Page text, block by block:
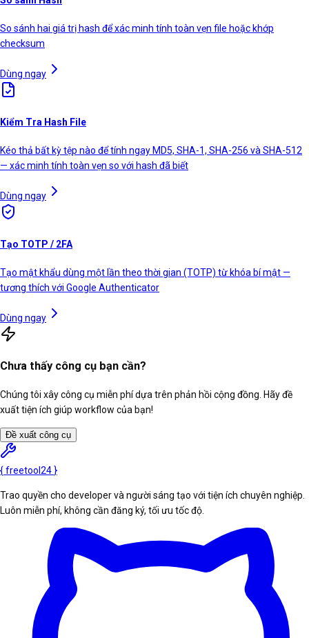
So sánh hai giá trị hash để xác minh tính toàn vẹn file hoặc khớp
checksum
Dùng ngay
Kiểm Tra Hash File
Kéo thả bất kỳ tệp nào để tính ngay MD5, SHA-1, SHA-256 và SHA-512
— xác minh tính toàn vẹn so với hash đã biết
Dùng ngay
Tạo TOTP / 2FA
Tạo mật khẩu dùng một lần theo thời gian (TOTP) từ khóa bí mật —
tương thích với Google Authenticator
Dùng ngay
Chưa thấy công cụ bạn cần?
Chúng tôi xây công cụ miễn phí dựa trên phản hồi cộng đồng. Hãy đề
xuất tiện ích giúp workflow của bạn!
Đề xuất công cụ
{freetool 24 }
Trao quyền cho developer và người sáng tạo với tiện ích chuyên nghiệp.
Luôn miễn phí, không cần đăng ký, tối ưu tốc độ.